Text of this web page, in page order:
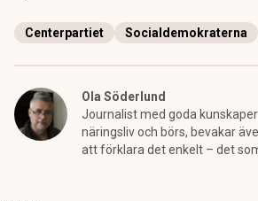
Centerpartiet Socialdemokraterna
Ola Söderlund
Journalist med goda
näringsliv och börs, bevakar
att förklara det enkelt – det